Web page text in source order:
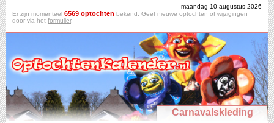
maandag 10 augustus 2026
Er zijn momenteel 6569 optochten bekend. Geef nieuwe optochten of wijzigingen
door via het formulier.
Carnavalskleding